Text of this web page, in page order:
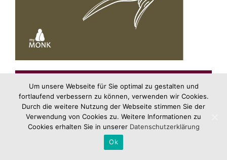
Um unsere Webseite für Sie optimal zu gestalten und
fortlaufend verbessern zu können, verwenden wir Cookies.
Durch die weitere Nutzung der Webseite stimmen Sie der
Verwendung von Cookies zu. Weitere Informationen zu
Cookies erhalten Sie in unserer Datenschutzerklärung
Ok